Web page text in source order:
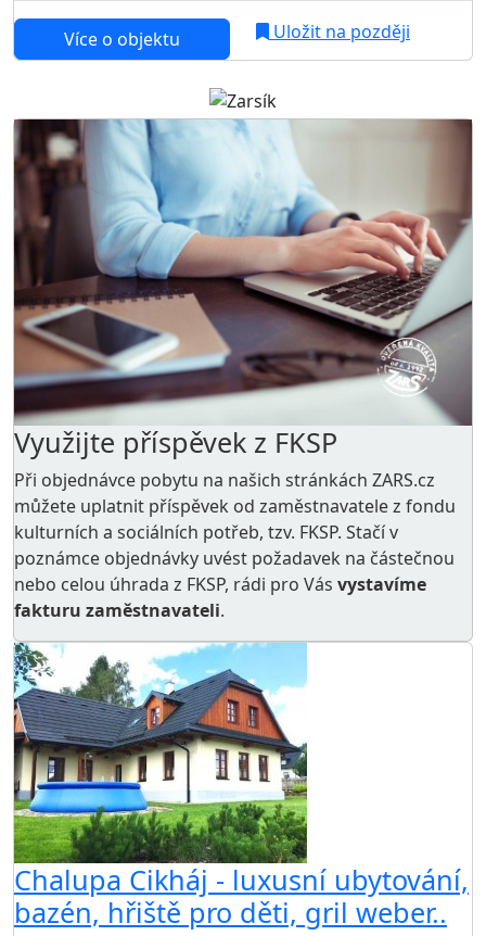
Více o objektu Uložit na později
Využijte příspěvek z FKSP
Při objednávce pobytu na našich stránkách ZARS.cz
můžete uplatnit příspěvek od zaměstnavatele z fondu
kulturních a sociálních potřeb, tzv. FKSP. Stačí v
poznámce objednávky uvést požadavek na částečnou
nebo celou úhrada z FKSP, rádi pro Vás vystavíme
fakturu zaměstnavateli.
Chalupa Cikháj - luxusní ubytování,
bazén, hřiště pro děti, gril weber..